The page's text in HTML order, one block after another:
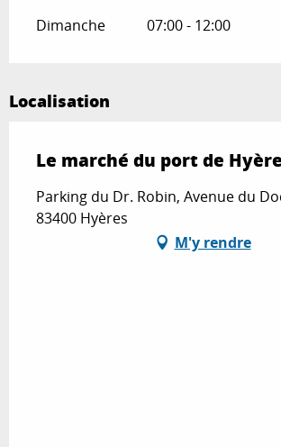
Dimanche 07:00 - 12:00
Localisation
Le marché du port de
Parking du Dr. Robin, Avenue du
83400 Hyères
M'y rendre